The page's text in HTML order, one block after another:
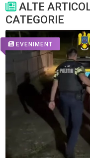
ALTE
CATEGORIE
EVENIMENT